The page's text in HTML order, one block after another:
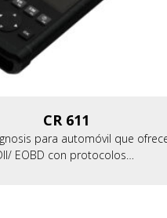
CR 611
para automóvil que
EOBD con protocolos…